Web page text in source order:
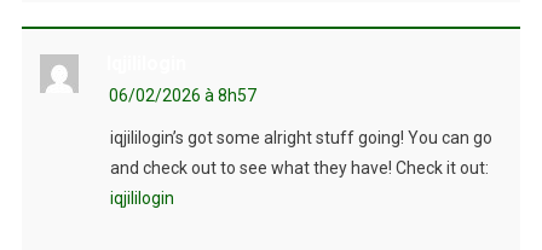
06/02/2026 à 8h57
iqjililogin’s got some alright stuff going! You can go
and check out to see what they have! Check it out:
iqjililogin